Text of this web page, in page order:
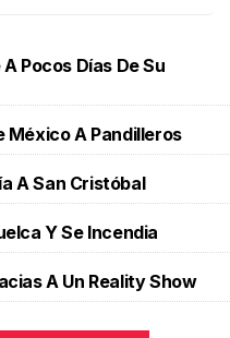
Pocos Días De Su
México A Pandilleros
A San Cristóbal
Y Se Incendia
A Un Reality Show